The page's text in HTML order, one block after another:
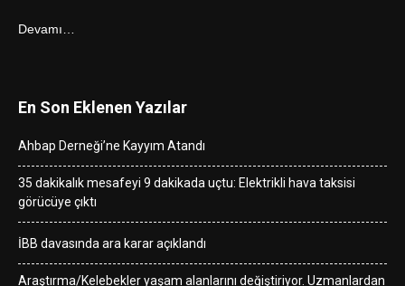
Devamı…
En Son Eklenen Yazılar
Ahbap Derneği’ne Kayyım Atandı
35 dakikalık mesafeyi 9 dakikada uçtu: Elektrikli hava taksisi
görücüye çıktı
İBB davasında ara karar açıklandı
Araştırma/Kelebekler yaşam alanlarını değiştiriyor. Uzmanlardan